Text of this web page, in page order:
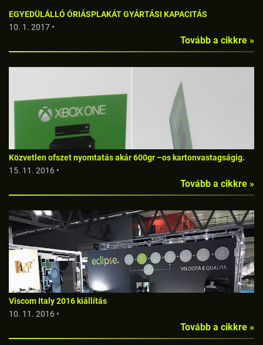
EGYEDÜLÁLLÓ ÓRIÁSPLAKÁT GYÁRTÁSI KAPACITÁS
10. 1. 2017 •
Tovább a cikkre »
Közvetlen ofszet nyomtatás akár 600gr –os kartonvastagságig.
15. 11. 2016 •
Tovább a cikkre »
Viscom Italy 2016 kiállítás
10. 11. 2016 •
Tovább a cikkre »